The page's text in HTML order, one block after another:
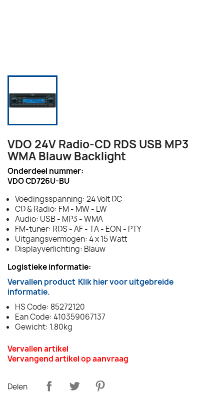
VDO 24V Radio-CD RDS USB MP3
WMA Blauw Backlight
Onderdeel nummer:
VDO CD726U-BU
Voedingsspanning: 24 Volt DC
CD & Radio: FM - MW - LW
Audio: USB - MP3 - WMA
FM-tuner: RDS - AF - TA - EON - PTY
Uitgangsvermogen: 4 x 15 Watt
Displayverlichting: Blauw
Logistieke informatie:
Vervallen product Klik hier voor uitgebreide
informatie.
HS Code: 85272120
Ean Code: 410359067137
Gewicht: 1.80kg
Vervallen artikel
Vervangend artikel op aanvraag
Delen